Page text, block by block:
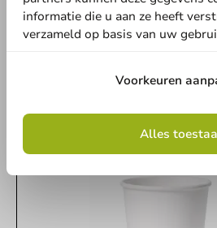
Schrijf een
Andere producten
informatie die u aan ze heeft
verzameld op basis van uw
Voorkeuren
Alles